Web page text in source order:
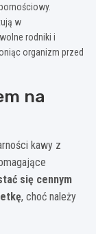
w
rodniki i
organizm przed
na
kawy z
się cennym
, choć należy